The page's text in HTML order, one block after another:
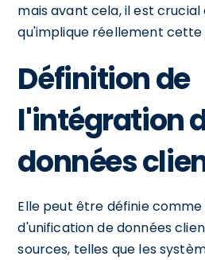
mais avant cela, il est
qu'implique réellement cette
Définition de
l'intégration
données
Elle peut être définie
d'unification de données
sources, telles que les